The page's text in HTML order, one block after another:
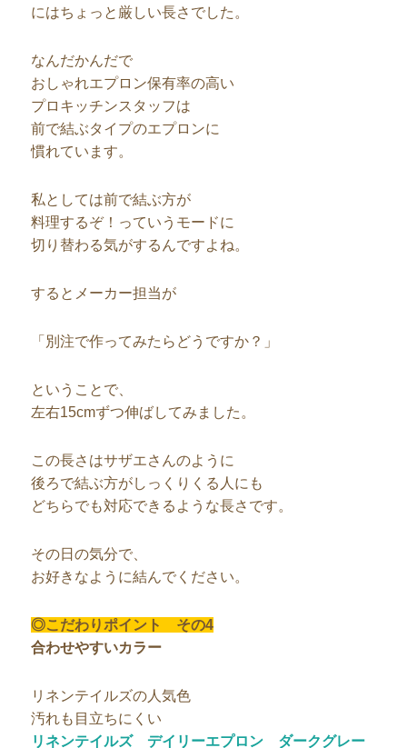
にはちょっと厳しい長さでした。
なんだかんだで
おしゃれエプロン保有率の高い
プロキッチンスタッフは
前で結ぶタイプのエプロンに
慣れています。
私としては前で結ぶ方が
料理するぞ！っていうモードに
切り替わる気がするんですよね。
するとメーカー担当が
「別注で作ってみたらどうですか？」
ということで、
左右15cmずつ伸ばしてみました。
この長さはサザエさんのように
後ろで結ぶ方がしっくりくる人にも
どちらでも対応できるような長さです。
その日の気分で、
お好きなように結んでください。
◎こだわりポイント その4
合わせやすいカラー
リネンテイルズの人気色
汚れも目立ちにくい
リネンテイルズ デイリーエプロン ダークグレー